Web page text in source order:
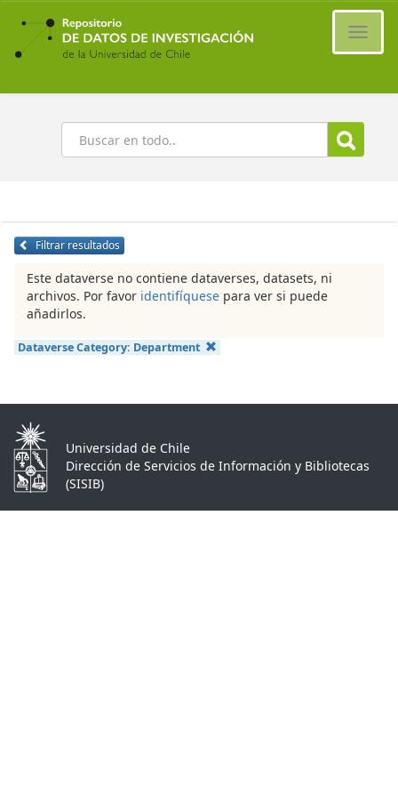
Ir
contenido
principal
Buscar
Filtrar resultados
Este dataverse no contiene dataverses, datasets, ni
archivos. Por favor identifíquese para ver si puede
añadirlos.
Dataverse Category: Department
Universidad de Chile
Dirección de Servicios de Información y Bibliotecas
(SISIB)